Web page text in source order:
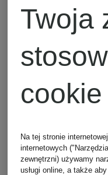
75
63,75 zł
Cena
239 zł
Twoja
cookie
Na tej stronie
internetowych
zewnętrzni) używamy
usługi online, a także